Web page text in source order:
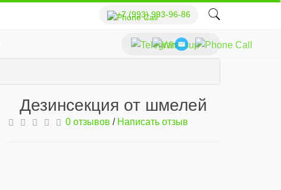
+7 (993) 993-96-86
Дезинсекция от шмелей
0 отзывов / Написать отзыв